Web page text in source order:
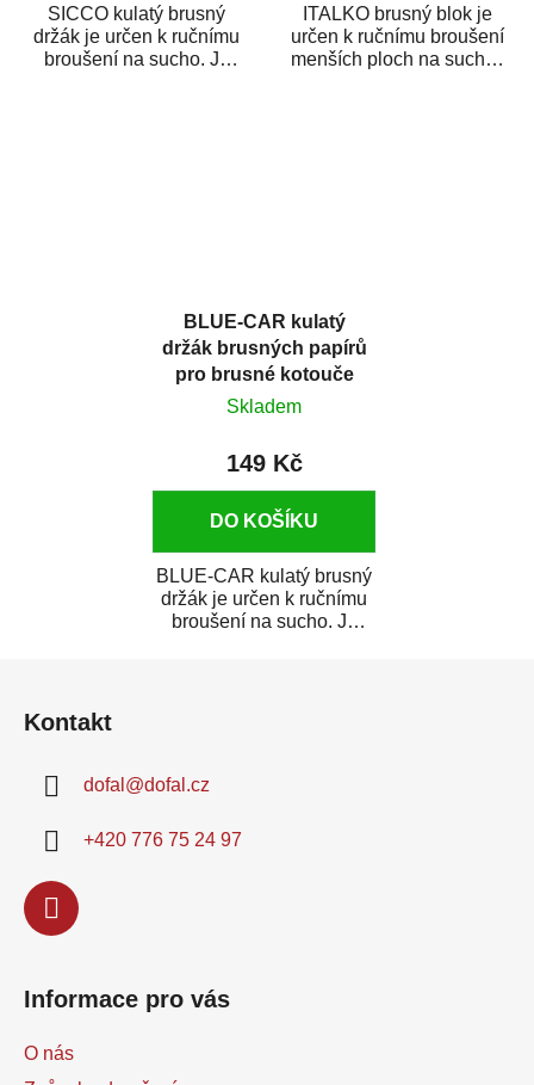
SICCO kulatý brusný
držák je určen k ručnímu
broušení na sucho. Je
ITALKO brusný blok je
určen k ručnímu broušení
menších ploch na sucho i
BLUE-CAR kulatý
držák brusných papírů
pro brusné kotouče
D150 mm suchý zip
Skladem
149 Kč
DO KOŠÍKU
BLUE-CAR kulatý brusný
držák je určen k ručnímu
broušení na sucho. Je
Kontakt
dofal @dofal.cz
+420 776 75 24 97
Informace pro vás
O nás